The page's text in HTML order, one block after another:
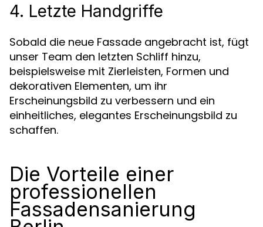
4. Letzte Handgriffe
Sobald die neue Fassade angebracht ist, fügt
unser Team den letzten Schliff hinzu,
beispielsweise mit Zierleisten, Formen und
dekorativen Elementen, um ihr
Erscheinungsbild zu verbessern und ein
einheitliches, elegantes Erscheinungsbild zu
schaffen.
Die Vorteile einer
professionellen
Fassadensanierung